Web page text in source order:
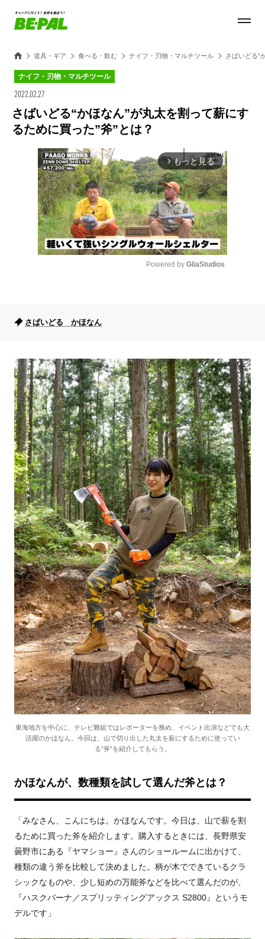
道具・ギア 食べる・飲む ナイフ・刃物・マルチツール さばいどる“
ナイフ・刃物・マルチツール
2022.02.27
さばいどる“かほなん”が丸太を割って薪にす
るために買った”斧”とは？
arrow_forward_ios もっと見る
Powered by GliaStudios
さばいどる かほなん
東海地方を中心に、テレビ難組ではレポーターを務め、イベント出演などでも大
活躍のかほなん。今回は、山で切り出した丸太を薪にするために使ってい
る”斧”を紹介してもらう。
かほなんが、数種類を試して選んだ斧とは？
「みなさん、こんにちは。かほなんです。今日は、山で薪を割
るために買った斧を紹介します。購入するときには、長野県安
曇野市にある『ヤマショー』さんのショールームに出かけて、
種類の違う斧を比較して決めました。柄が木でできているクラ
シックなものや、少し短めの万能斧などを比べて選んだのが、
『ハスクバーナ／スプリッティングアックス S2800』というモ
デルです」